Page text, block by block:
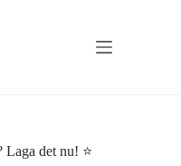
Laga det nu! ⭐